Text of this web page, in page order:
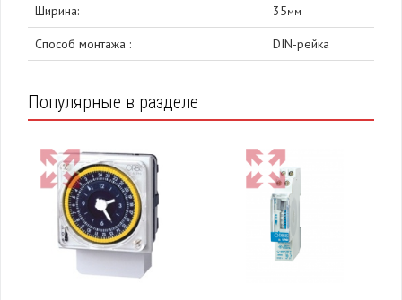
Ширина: 35мм
Способ монтажа : DIN-рейка
Популярные в разделе